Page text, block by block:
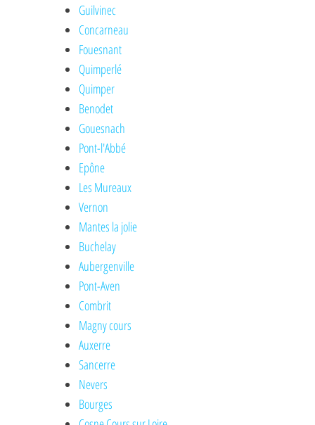
Guilvinec
Concarneau
Fouesnant
Quimperlé
Quimper
Benodet
Gouesnach
Pont-l'Abbé
Epône
Les Mureaux
Vernon
Mantes la jolie
Buchelay
Aubergenville
Pont-Aven
Combrit
Magny cours
Auxerre
Sancerre
Nevers
Bourges